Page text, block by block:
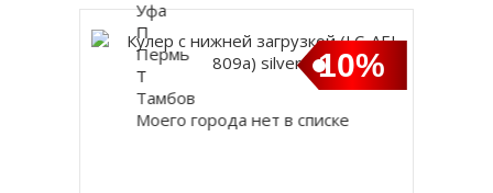
10%
Уфа
П
Пермь
Т
Тамбов
Моего города нет в списке